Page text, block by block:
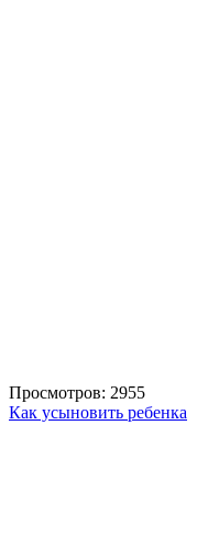
Просмотров: 2955
Как усыновить ребенка